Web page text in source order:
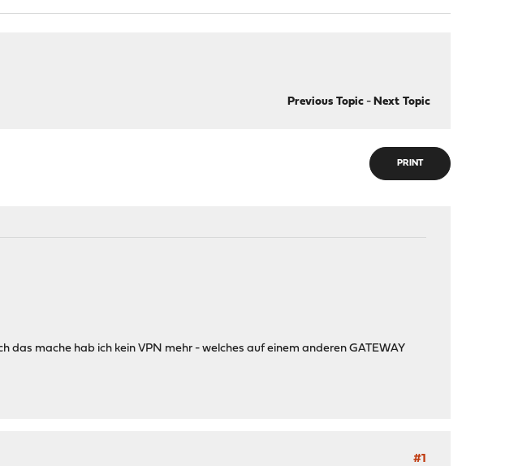
Previous Topic- Next Topic
PRINT
das mache hab ich kein VPN mehr - welches auf einem anderen GATEWAY
#1